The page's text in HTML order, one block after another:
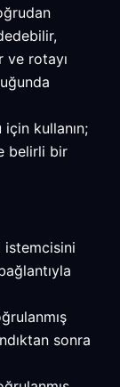
ve rotayı
için kullanın;
belirli bir
istemcisini
sonra